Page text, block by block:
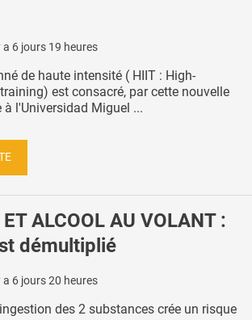
a 6 jours 19 heures
de haute intensité ( HIIT : High-
est consacré, par cette nouvelle
à l'Universidad Miguel ...
ALCOOL AU VOLANT :
démultiplié
a 6 jours 20 heures
des 2 substances crée un risque